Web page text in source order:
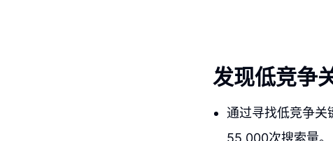
发现低竞争
通过寻找低竞争关
55,000次搜索量。